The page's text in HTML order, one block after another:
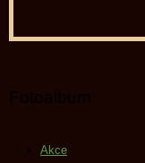
Fotoalbum
Akce